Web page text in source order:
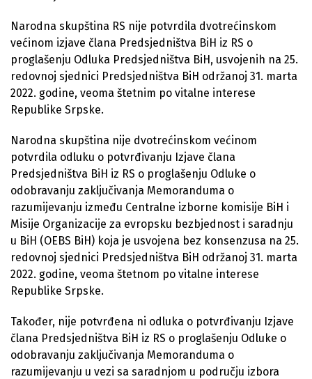
Narodna skupština RS nije potvrdila dvotrećinskom
većinom izjave člana Predsjedništva BiH iz RS o
proglašenju Odluka Predsjedništva BiH, usvojenih na 25.
redovnoj sjednici Predsjedništva BiH održanoj 31. marta
2022. godine, veoma štetnim po vitalne interese
Republike Srpske.
Narodna skupština nije dvotrećinskom većinom
potvrdila odluku o potvrđivanju Izjave člana
Predsjedništva BiH iz RS o proglašenju Odluke o
odobravanju zaključivanja Memoranduma o
razumijevanju između Centralne izborne komisije BiH i
Misije Organizacije za evropsku bezbjednost i saradnju
u BiH (OEBS BiH) koja je usvojena bez konsenzusa na 25.
redovnoj sjednici Predsjedništva BiH održanoj 31. marta
2022. godine, veoma štetnom po vitalne interese
Republike Srpske.
Također, nije potvrđena ni odluka o potvrđivanju Izjave
člana Predsjedništva BiH iz RS o proglašenju Odluke o
odobravanju zaključivanja Memoranduma o
razumijevanju u vezi sa saradnjom u području izbora